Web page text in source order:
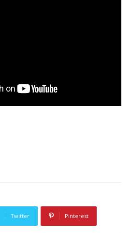
Twitter Pinterest